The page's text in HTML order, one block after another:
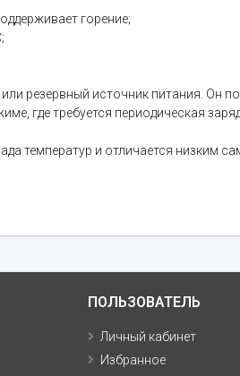
горение;
резервный источник питания. Он
где требуется периодическая
температур и отличается
ПОЛЬЗОВАТЕЛЬ
Личный кабинет
Избранное